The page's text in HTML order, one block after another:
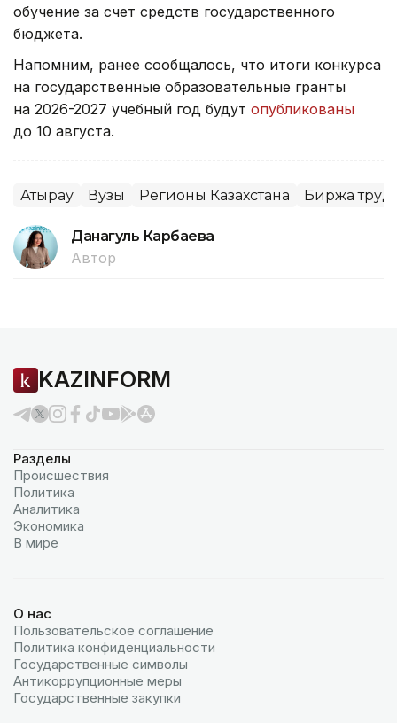
обучение за счет средств государственного
бюджета.
Напомним, ранее сообщалось, что итоги конкурса
на государственные образовательные гранты
на 2026-2027 учебный год будут опубликованы
до 10 августа.
Атырау Вузы Регионы Казахстана Биржа
Данагуль Карбаева
Автор
KAZINFORM
Разделы
Происшествия
Политика
Аналитика
Экономика
В мире
О нас
Пользовательское соглашение
Политика конфиденциальности
Государственные символы
Антикоррупционные меры
Государственные закупки